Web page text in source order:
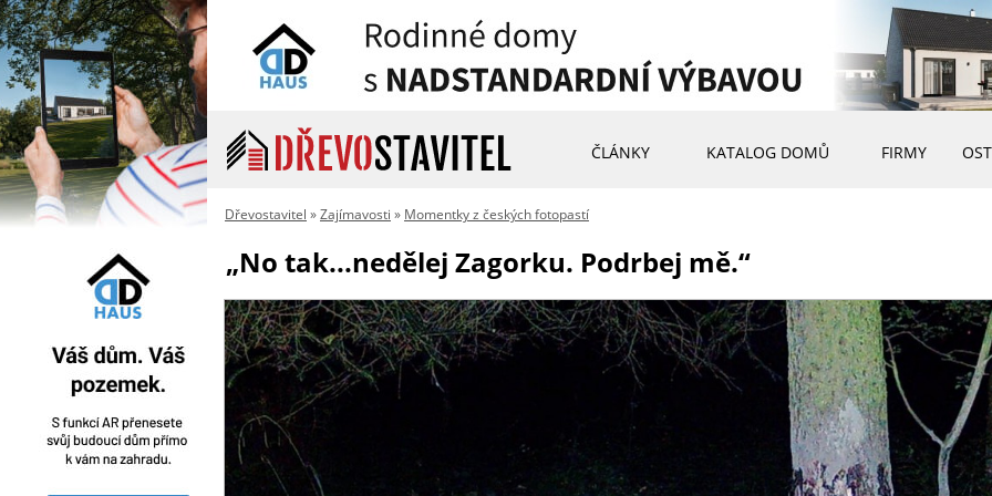
ČLÁNKY KATALOG DOMŮ FIRMY
Dřevostavitel »Zajímavosti » Momentky z českých fotopastí
„No tak...nedělej Zagorku. Podrbej mě.“